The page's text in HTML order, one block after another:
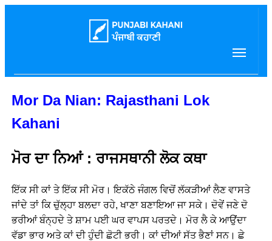
Mor Da Nian: Rajasthani Lok
Kahani
ਮੋਰ ਦਾ ਨਿਆਂ : ਰਾਜਸਥਾਨੀ ਲੋਕ ਕਥਾ
ਇੱਕ ਸੀ ਕਾਂ ਤੇ ਇੱਕ ਸੀ ਮੋਰ। ਇਕੱਠੇ ਜੰਗਲ ਵਿਚੋਂ ਲੱਕੜੀਆਂ ਲੈਣ ਵਾਸਤੇ
ਜਾਂਦੇ ਤਾਂ ਕਿ ਚੁੱਲ੍ਹਾ ਬਲਦਾ ਰਹੇ, ਖਾਣਾ ਬਣਾਇਆ ਜਾ ਸਕੇ। ਦੋਵੇਂ ਜਣੇ ਦੋ
ਭਰੀਆਂ ਬੰਨ੍ਹਦੇ ਤੇ ਸ਼ਾਮ ਪਈ ਘਰ ਵਾਪਸ ਪਰਤਦੇ। ਮੋਰ ਲੈ ਕੇ ਆਉਂਦਾ
ਵੱਡਾ ਭਾਰ ਅਤੇ ਕਾਂ ਦੀ ਹੁੰਦੀ ਛੋਟੀ ਭਰੀ। ਕਾਂ ਦੀਆਂ ਸੱਤ ਭੈਣਾਂ ਸਨ। ਛੇ